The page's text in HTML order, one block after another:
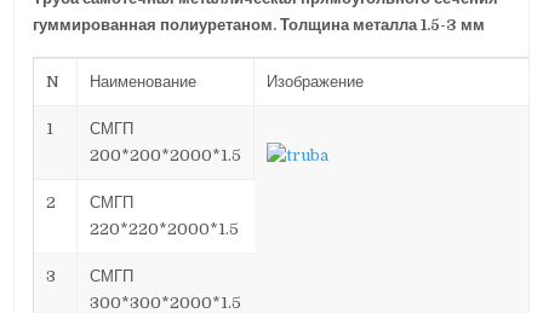
гуммированная полиуретаном. Толщина металла 1.5-3 мм
N Наименование Изображение
1
СМГП
200*200*2000*1.5
2
СМГП
220*220*2000*1.5
3
СМГП
300*300*2000*1.5